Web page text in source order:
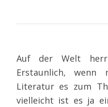
Auf der Welt
Erstaunlich,
Literatur es zum
vielleicht ist es ja